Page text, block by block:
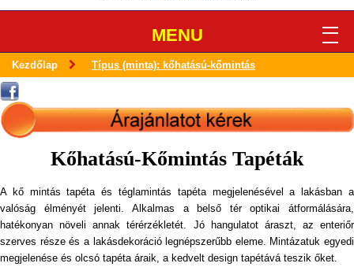
MENU
Kezdőlap Típus (minta): kőhatású-kőmintás
Kőhatású-Kőmintás Tapéták
A kő mintás tapéta és téglamintás tapéta megjelenésével a lakásban a
valóság élményét jelenti. Alkalmas a belső tér optikai átformálására,
hatékonyan növeli annak térérzékletét. Jó hangulatot áraszt, az enteriőr
szerves része és a lakásdekoráció legnépszerűbb eleme. Mintázatuk egyedi
megjelenése és olcsó tapéta áraik, a kedvelt design tapétává teszik őket.